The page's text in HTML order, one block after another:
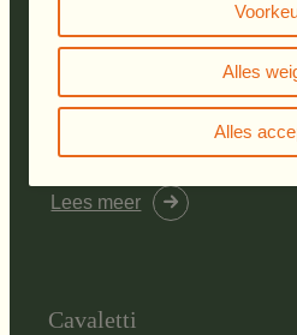
De planken zijn aan weerszijde
ophangbleugels. De planken
kleuren geschilderd en altijd uit
Lees meer
Cavaletti
Alles
Alles